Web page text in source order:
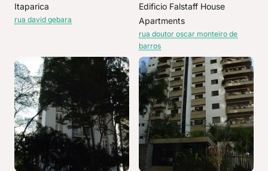
Itaparica
rua david gebara
Edificio Falstaff House
Apartments
rua doutor oscar monteiro de
barros